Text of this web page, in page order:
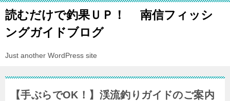
読むだけで釣果ＵＰ！ 南信フィッシ
ングガイドブログ
Just another WordPress site
【手ぶらでOK！】渓流釣りガイドのご案内